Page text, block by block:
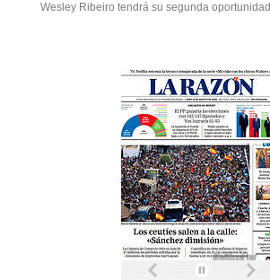
Wesley Ribeiro tendrá su segunda oportunidad